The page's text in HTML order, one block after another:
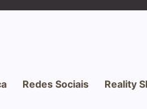
Redes Sociais Reality